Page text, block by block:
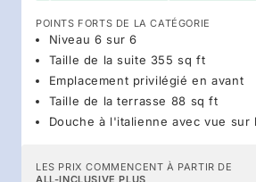
POINTS FORTS DE LA CATÉGORIE
Niveau 6 sur 6
Taille de la suite 355 sq ft
Emplacement privilégié en avant
Taille de la terrasse 88 sq ft
Douche à l'italienne avec vue sur
LES PRIX COMMENCENT À PARTIR DE
ALL-INCLUSIVE PLUS